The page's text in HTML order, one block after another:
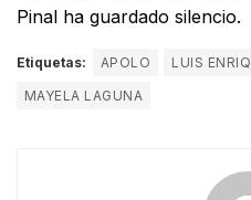
Pinal ha guardado silencio.
Etiquetas: APOLO
LUIS
MAYELA LAGUNA